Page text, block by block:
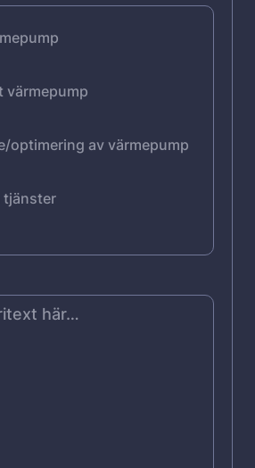
värmepump
optimering av värmepump
tjänster